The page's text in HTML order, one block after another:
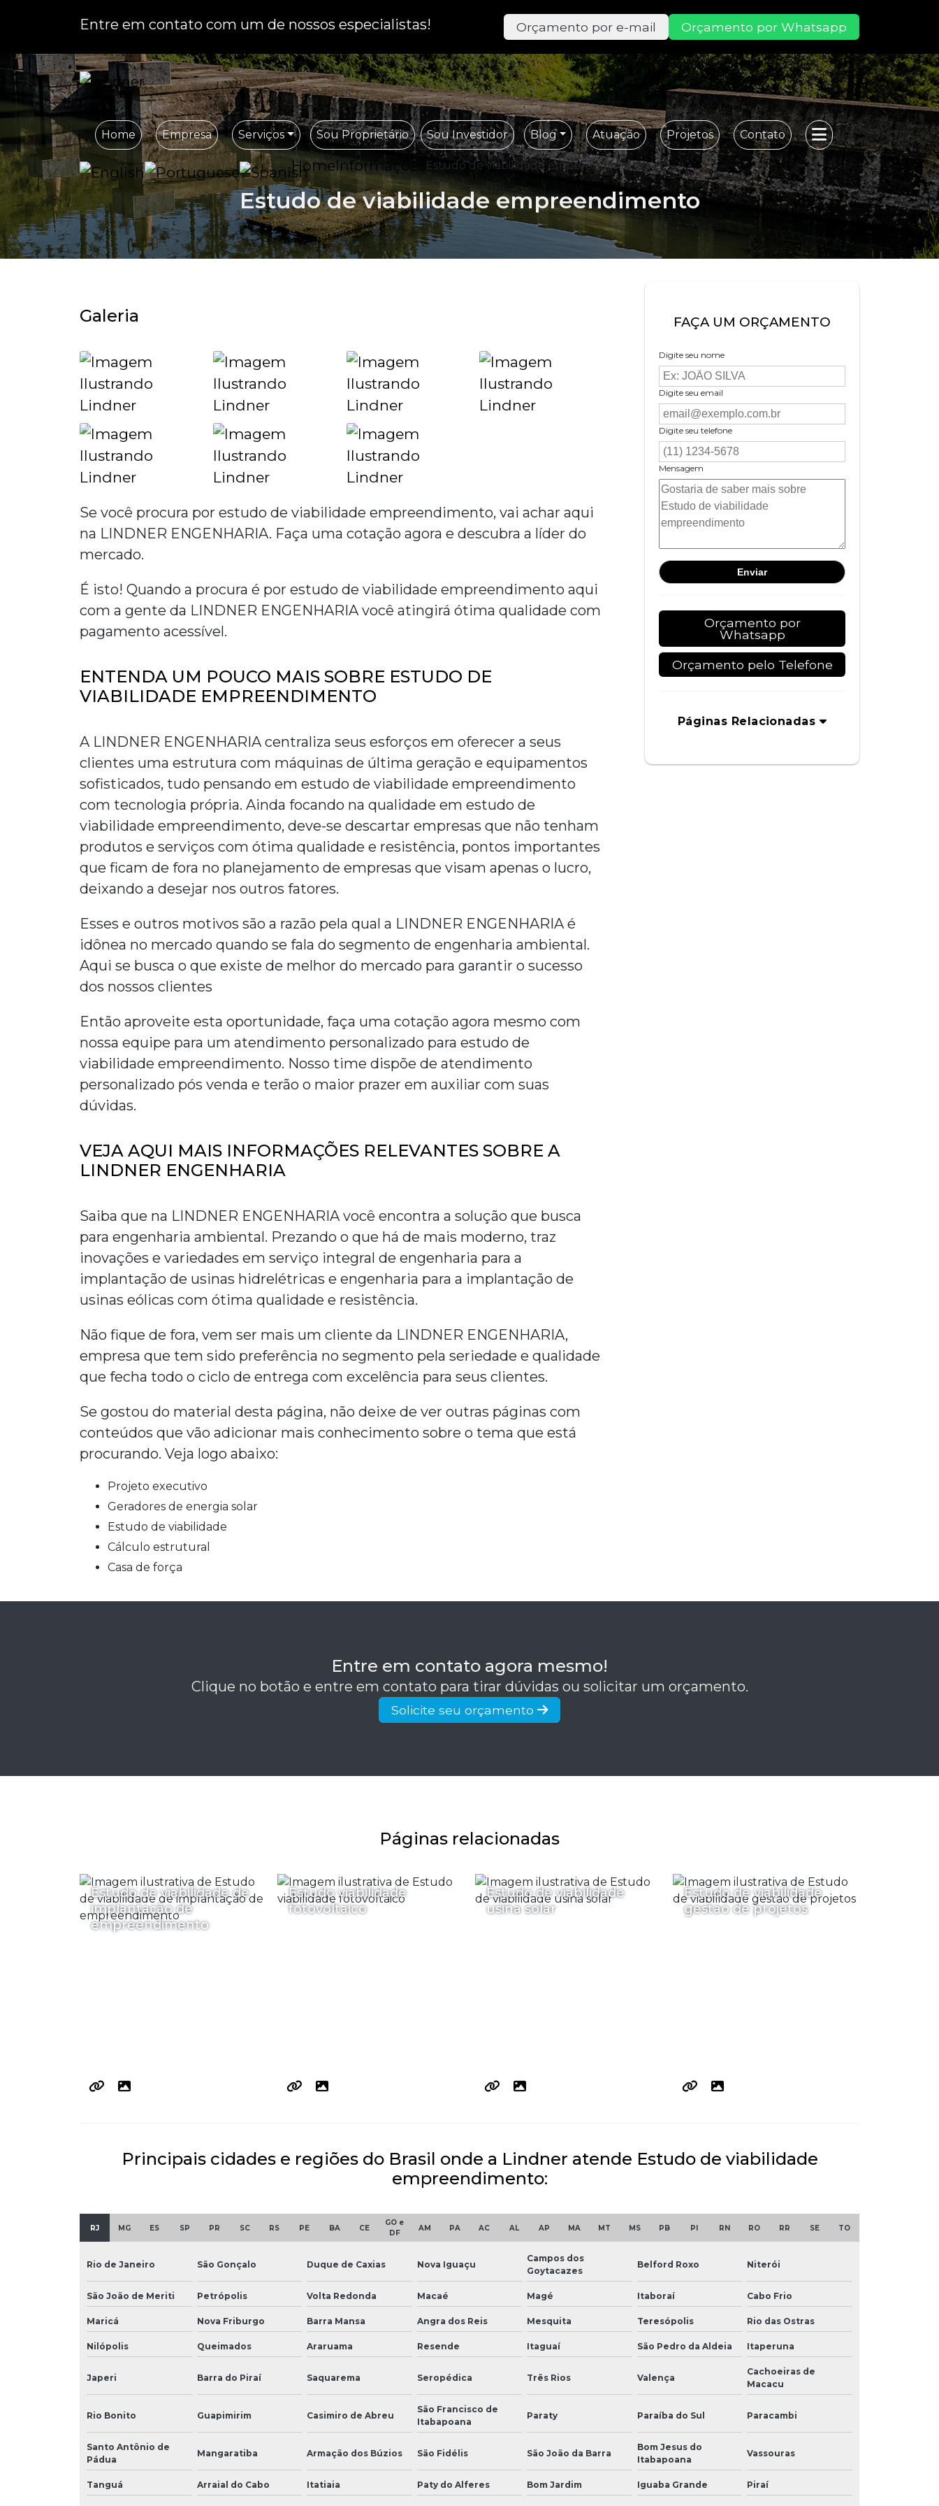
Entre em contato com um de nossos especialistas! Orçamento por e-mail Orçamento por Whatsapp
Home Empresa Serviços Blog
Sou Proprietário Sou Investidor Atuação Projetos Contato
HomeInformações Estudo de viabilidade empreendimento
Estudo de viabilidade empreendimento
Galeria
Se você procura por estudo de viabilidade empreendimento, vai achar aqui
na LINDNER ENGENHARIA. Faça uma cotação agora e descubra a líder do
mercado.
É isto! Quando a procura é por estudo de viabilidade empreendimento aqui
com a gente da LINDNER ENGENHARIA você atingirá ótima qualidade com
pagamento acessível.
ENTENDA UM POUCO MAIS SOBRE ESTUDO DE
VIABILIDADE EMPREENDIMENTO
A LINDNER ENGENHARIA centraliza seus esforços em oferecer a seus
clientes uma estrutura com máquinas de última geração e equipamentos
sofisticados, tudo pensando em estudo de viabilidade empreendimento
com tecnologia própria. Ainda focando na qualidade em estudo de
viabilidade empreendimento, deve-se descartar empresas que não tenham
produtos e serviços com ótima qualidade e resistência, pontos importantes
que ficam de fora no planejamento de empresas que visam apenas o lucro,
deixando a desejar nos outros fatores.
Esses e outros motivos são a razão pela qual a LINDNER ENGENHARIA é
idônea no mercado quando se fala do segmento de engenharia ambiental.
Aqui se busca o que existe de melhor do mercado para garantir o sucesso
dos nossos clientes
Então aproveite esta oportunidade, faça uma cotação agora mesmo com
nossa equipe para um atendimento personalizado para estudo de
viabilidade empreendimento. Nosso time dispõe de atendimento
personalizado pós venda e terão o maior prazer em auxiliar com suas
dúvidas.
VEJA AQUI MAIS INFORMAÇÕES RELEVANTES SOBRE A
LINDNER ENGENHARIA
Saiba que na LINDNER ENGENHARIA você encontra a solução que busca
para engenharia ambiental. Prezando o que há de mais moderno, traz
inovações e variedades em serviço integral de engenharia para a
implantação de usinas hidrelétricas e engenharia para a implantação de
usinas eólicas com ótima qualidade e resistência.
Não fique de fora, vem ser mais um cliente da LINDNER ENGENHARIA,
empresa que tem sido preferência no segmento pela seriedade e qualidade
que fecha todo o ciclo de entrega com excelência para seus clientes.
Se gostou do material desta página, não deixe de ver outras páginas com
conteúdos que vão adicionar mais conhecimento sobre o tema que está
procurando. Veja logo abaixo:
projeto executivo
geradores de energia solar
estudo de viabilidade
cálculo estrutural
casa de força
FAÇA UM ORÇAMENTO
Digite seu nome
Digite seu email
Digite seu telefone
Mensagem
Orçamento por
Whatsapp
Orçamento pelo Telefone
Páginas Relacionadas
Entre em contato agora mesmo!
Clique no botão e entre em contato para tirar dúvidas ou solicitar um orçamento.
Solicite seu orçamento
Páginas relacionadas
Estudo de viabilidade de
implantação de
empreendimento
Estudo viabilidade
fotovoltaico
Estudo de viabilidade
usina solar
Estudo de viabilidade
gestao de projetos
Principais cidades e regiões do Brasil onde a Lindner atende Estudo de viabilidade
empreendimento:
RJ MG ES SP PR SC RS PE BA CE
GO e
DF
AM PA AC AL AP MA MT MS PB PI RN RO RR SE TO
Rio de Janeiro São Gonçalo Duque de Caxias Nova Iguaçu
Campos dos
Goytacazes
Belford Roxo Niterói
São João de Meriti Petrópolis Volta Redonda Macaé Magé Itaboraí Cabo Frio
Maricá Nova Friburgo Barra Mansa Angra dos Reis Mesquita Teresópolis Rio das Ostras
Nilópolis Queimados Araruama Resende Itaguaí São Pedro da Aldeia Itaperuna
Japeri Barra do Piraí Saquarema Seropédica Três Rios Valença
Cachoeiras de
Macacu
Rio Bonito Guapimirim Casimiro de Abreu
São Francisco de
Itabapoana
Paraty Paraíba do Sul Paracambi
Santo Antônio de
Pádua
Mangaratiba Armação dos Búzios São Fidélis São João da Barra
Bom Jesus do
Itabapoana
Vassouras
Tanguá Arraial do Cabo Itatiaia Paty do Alferes Bom Jardim Iguaba Grande Piraí